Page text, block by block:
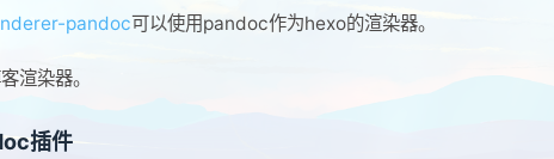
pandoc可以使用pandoc作为hexo的渲染器。
渲染器。
插件